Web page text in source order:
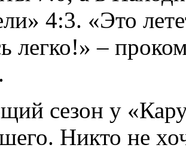
4:3. «Это
легко!» –
сезон у
Никто не